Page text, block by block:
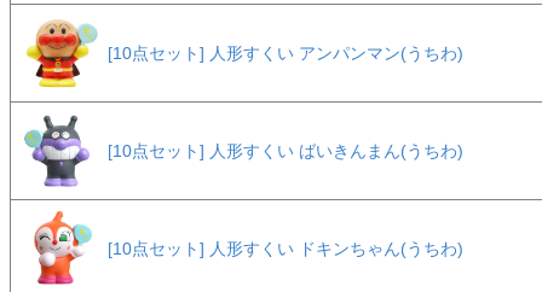
[10点セット] 人形すくい アンパンマン(うちわ)
[10点セット] 人形すくい ばいきんまん(うちわ)
[10点セット] 人形すくい ドキンちゃん(うちわ)